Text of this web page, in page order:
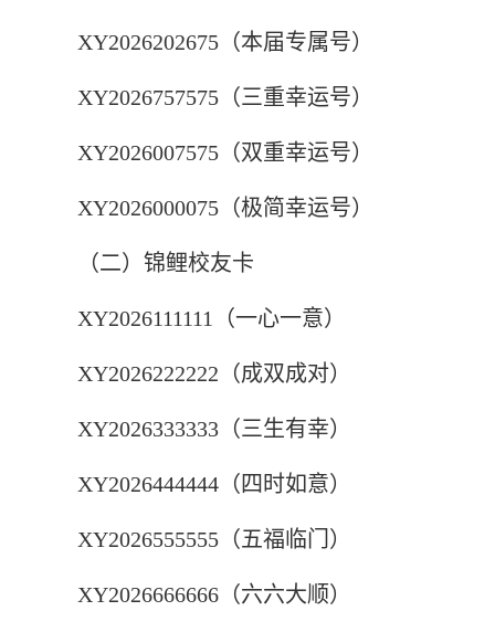
XY2026202675（本届专属号）
XY2026757575（三重幸运号）
XY2026007575（双重幸运号）
XY2026000075（极简幸运号）
（二）锦鲤校友卡
XY2026111111（一心一意）
XY2026222222（成双成对）
XY2026333333（三生有幸）
XY2026444444（四时如意）
XY2026555555（五福临门）
XY2026666666（六六大顺）